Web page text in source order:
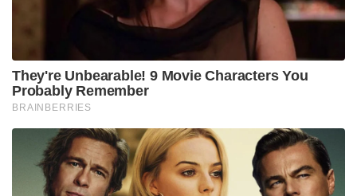
They're Unbearable! 9 Movie Characters You
Probably Remember
BRAINBERRIES